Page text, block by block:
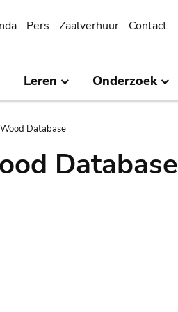
Pers Zaalverhuur Contact
Leren Onderzoek
Database
Database